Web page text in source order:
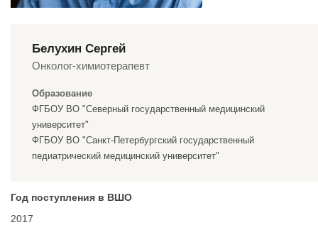
Белухин Сергей
Онколог-химиотерапевт
Образование
ФГБОУ ВО "Северный государственный медицинский
университет"
ФГБОУ ВО "Санкт-Петербургский государственный
педиатрический медицинский университет"
Год поступления в ВШО
2017